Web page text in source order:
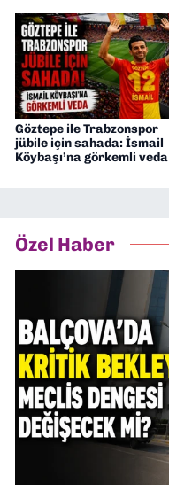
Göztepe ile Trabzonspor
jübile için sahada: İsmail
Köybaşı’na görkemli veda
Özel Haber